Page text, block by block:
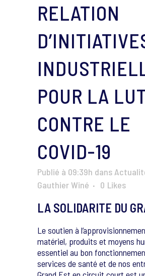
RELATION
POUR LA
CONTRE LE
COVID-19
Publié à 09:39h dans
Gauthier Winé
0 Likes
LA SOLIDARITE DU
Le soutien à
matériel, produits et moyens
essentiel au bon
services de santé et de nos